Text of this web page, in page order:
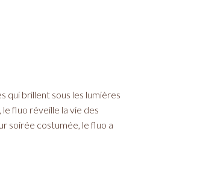
qui brillent sous les lumières
le fluo réveille la vie des
soirée costumée, le fluo a